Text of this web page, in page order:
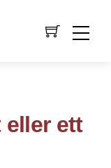
eller ett